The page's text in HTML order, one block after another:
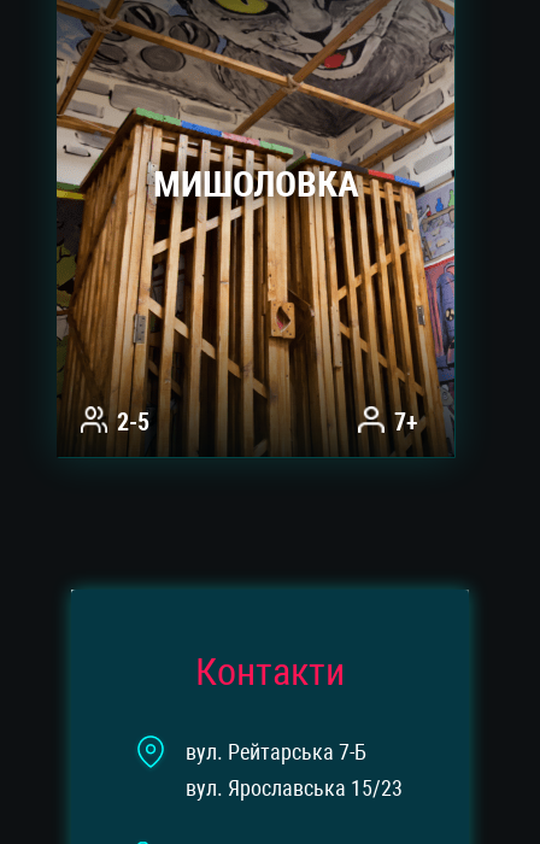
2-5 7+
МИШОЛОВКА
Контакти
вул. Рейтарська 7-Б
вул. Ярославська 15/23